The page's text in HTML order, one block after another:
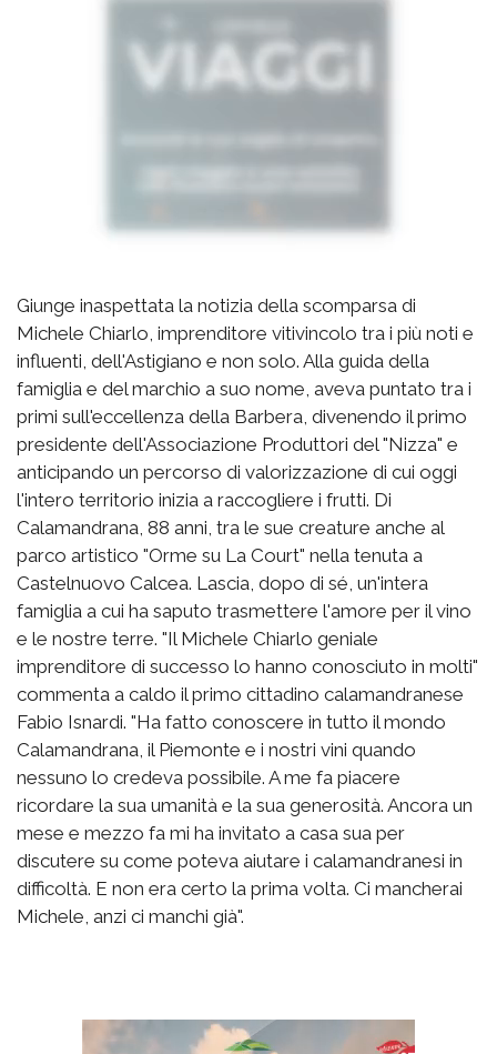
Giunge inaspettata la notizia della scomparsa di
Michele Chiarlo, imprenditore vitivincolo tra i più noti e
influenti, dell'Astigiano e non solo. Alla guida della
famiglia e del marchio a suo nome, aveva puntato tra i
primi sull'eccellenza della Barbera, divenendo il primo
presidente dell'Associazione Produttori del "Nizza" e
anticipando un percorso di valorizzazione di cui oggi
l'intero territorio inizia a raccogliere i frutti. Di
Calamandrana, 88 anni, tra le sue creature anche al
parco artistico "Orme su La Court" nella tenuta a
Castelnuovo Calcea. Lascia, dopo di sé, un'intera
famiglia a cui ha saputo trasmettere l'amore per il vino
e le nostre terre. "Il Michele Chiarlo geniale
imprenditore di successo lo hanno conosciuto in molti"
commenta a caldo il primo cittadino calamandranese
Fabio Isnardi. "Ha fatto conoscere in tutto il mondo
Calamandrana, il Piemonte e i nostri vini quando
nessuno lo credeva possibile. A me fa piacere
ricordare la sua umanità e la sua generosità. Ancora un
mese e mezzo fa mi ha invitato a casa sua per
discutere su come poteva aiutare i calamandranesi in
difficoltà. E non era certo la prima volta. Ci mancherai
Michele, anzi ci manchi già".